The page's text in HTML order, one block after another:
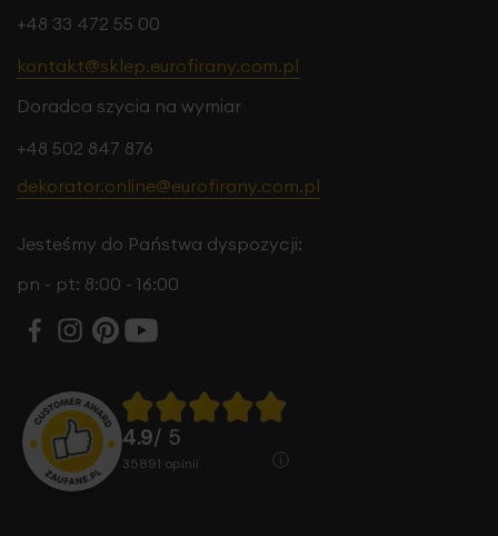
+48 33 472 55 00
kontakt@sklep.eurofirany.com.pl
Doradca szycia na wymiar
+48 502 847 876
dekorator.online@eurofirany.com.pl
Jesteśmy do Państwa dyspozycji:
pn - pt: 8:00 - 16:00
4.9/ 5
35891 opinii